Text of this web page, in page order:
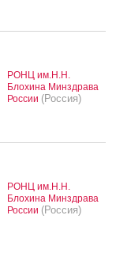
РОНЦ им.Н.Н.
Блохина Минздрава
России (Россия)
РОНЦ им.Н.Н.
Блохина Минздрава
России (Россия)